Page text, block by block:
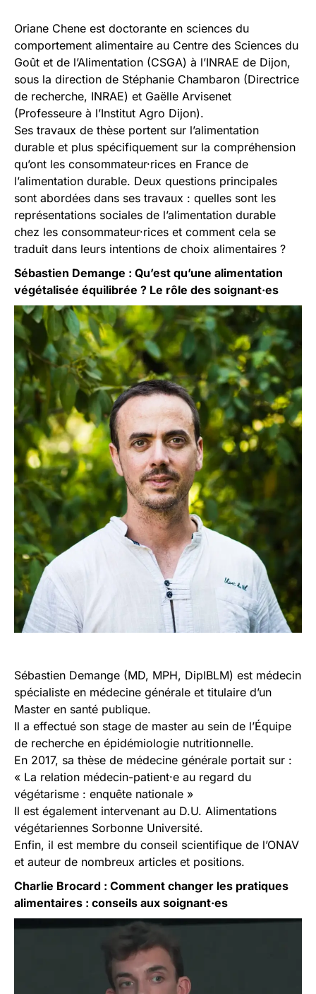
Oriane Chene est doctorante en sciences du
comportement alimentaire au Centre des Sciences du
Goût et de l’Alimentation (CSGA) à l’INRAE de Dijon,
sous la direction de Stéphanie Chambaron (Directrice
de recherche, INRAE) et Gaëlle Arvisenet
(Professeure à l’Institut Agro Dijon).
Ses travaux de thèse portent sur l’alimentation
durable et plus spécifiquement sur la compréhension
qu’ont les consommateur·rices en France de
l’alimentation durable. Deux questions principales
sont abordées dans ses travaux : quelles sont les
représentations sociales de l’alimentation durable
chez les consommateur·rices et comment cela se
traduit dans leurs intentions de choix alimentaires ?
Sébastien Demange : Qu’est qu’une alimentation
végétalisée équilibrée ? Le rôle des soignant·es
Sébastien Demange (MD, MPH, DipIBLM) est médecin
spécialiste en médecine générale et titulaire d’un
Master en santé publique.
Il a effectué son stage de master au sein de l’Équipe
de recherche en épidémiologie nutritionnelle.
En 2017, sa thèse de médecine générale portait sur :
« La relation médecin-patient·e au regard du
végétarisme : enquête nationale »
Il est également intervenant au D.U. Alimentations
végétariennes Sorbonne Université.
Enfin, il est membre du conseil scientifique de l’ONAV
et auteur de nombreux articles et positions.
Charlie Brocard : Comment changer les pratiques
alimentaires : conseils aux soignant·es